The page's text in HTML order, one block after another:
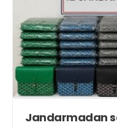
Jandarmadan